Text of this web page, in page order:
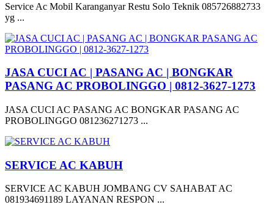
Service Ac Mobil Karanganyar Restu Solo Teknik 085726882733
yg ...
JASA CUCI AC | PASANG AC | BONGKAR
PASANG AC PROBOLINGGO | 0812-3627-1273
JASA CUCI AC PASANG AC BONGKAR PASANG AC
PROBOLINGGO 081236271273 ...
SERVICE AC KABUH
SERVICE AC KABUH JOMBANG CV SAHABAT AC
081934691189 LAYANAN RESPON ...